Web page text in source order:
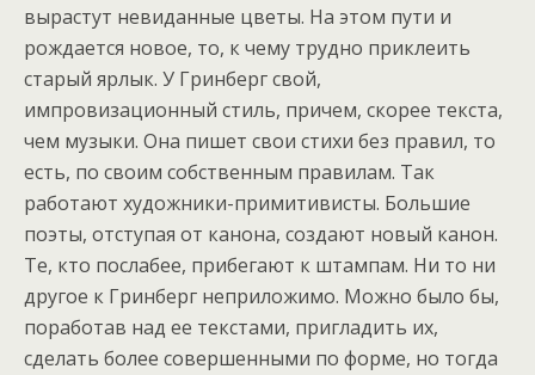
вырастут невиданные цветы. На этом пути и
рождается новое, то, к чему трудно приклеить
старый ярлык. У Гринберг свой,
импровизационный стиль, причем, скорее текста,
чем музыки. Она пишет свои стихи без правил, то
есть, по своим собственным правилам. Так
работают художники-примитивисты. Большие
поэты, отступая от канона, создают новый канон.
Те, кто послабее, прибегают к штампам. Ни то ни
другое к Гринберг неприложимо. Можно было бы,
поработав над ее текстами, пригладить их,
сделать более совершенными по форме, но тогда